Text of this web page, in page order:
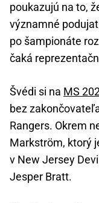
poukazujú na to,
významné
po šampionáte
čaká
Švédi si na MS
bez
Rangers. Okrem
Markström, ktorý
v New Jersey
Jesper Bratt.